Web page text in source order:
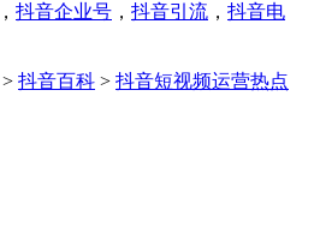
， 抖音企业号 ， 抖音引流 ， 抖音电
> 抖音百科 > 抖音短视频运营热点